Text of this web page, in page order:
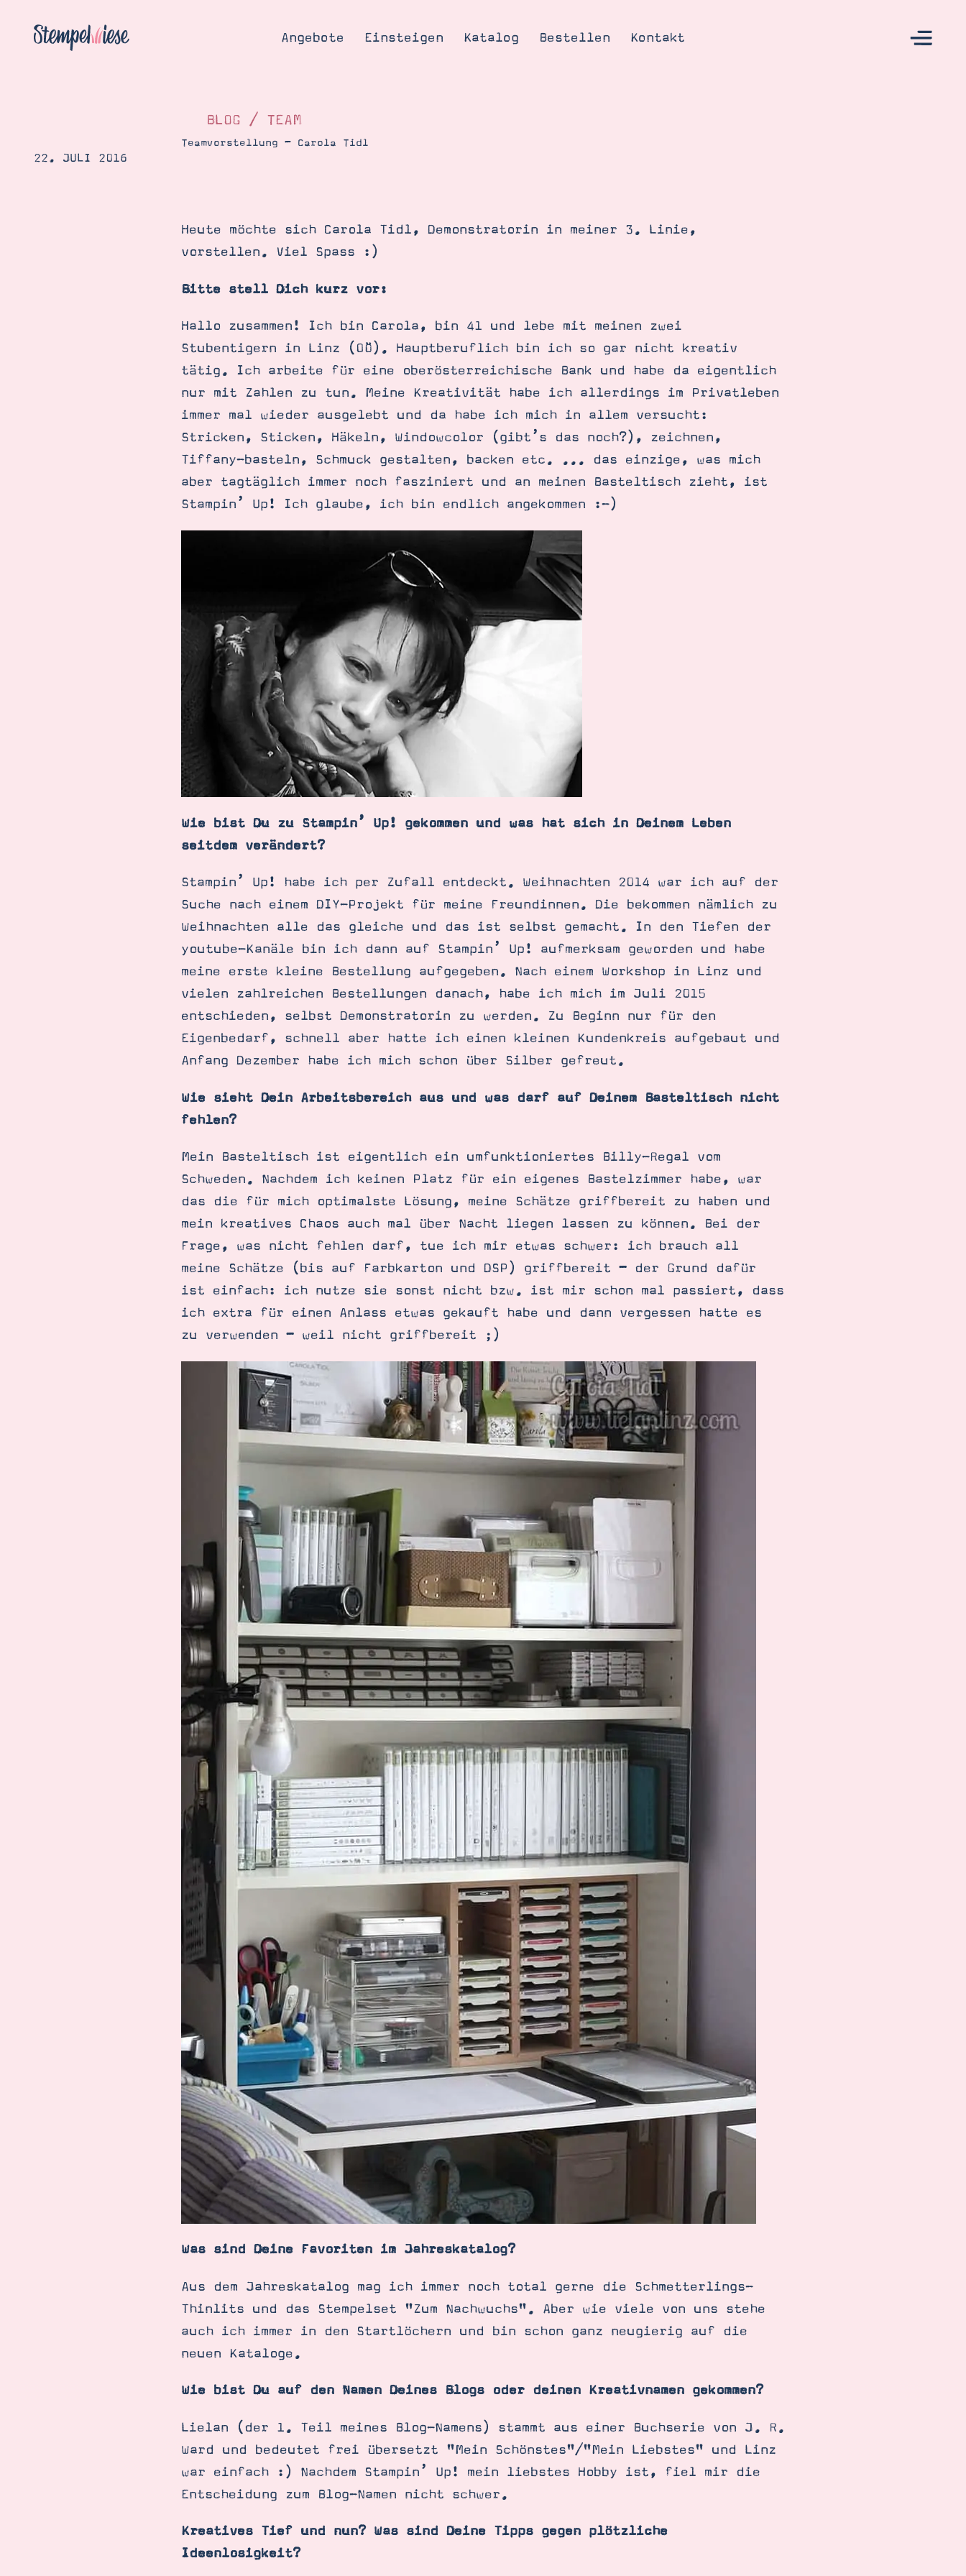
Angebote Einsteigen Katalog Bestellen Kontakt
Blog
Gutscheine
Produkte erklärt
Über mich
Datenschutz
SUCHE
BLOG / TEAM
Teamvorstellung – Carola Tidl
22. JULI 2016
Heute möchte sich Carola Tidl, Demonstratorin in meiner 3. Linie,
vorstellen. Viel Spass :)
Bitte stell Dich kurz vor:
Hallo zusammen! Ich bin Carola, bin 41 und lebe mit meinen zwei
Stubentigern in Linz (OÖ). Hauptberuflich bin ich so gar nicht kreativ
tätig. Ich arbeite für eine oberösterreichische Bank und habe da eigentlich
nur mit Zahlen zu tun. Meine Kreativität habe ich allerdings im Privatleben
immer mal wieder ausgelebt und da habe ich mich in allem versucht:
Stricken, Sticken, Häkeln, Windowcolor (gibt’s das noch?), zeichnen,
Tiffany-basteln, Schmuck gestalten, backen etc. ... das einzige, was mich
aber tagtäglich immer noch fasziniert und an meinen Basteltisch zieht, ist
Stampin’ Up! Ich glaube, ich bin endlich angekommen :-)
Wie bist Du zu Stampin’ Up! gekommen und was hat sich in Deinem Leben
seitdem verändert?
Stampin’ Up! habe ich per Zufall entdeckt. Weihnachten 2014 war ich auf der
Suche nach einem DIY-Projekt für meine Freundinnen. Die bekommen nämlich zu
Weihnachten alle das gleiche und das ist selbst gemacht. In den Tiefen der
youtube-Kanäle bin ich dann auf Stampin’ Up! aufmerksam geworden und habe
meine erste kleine Bestellung aufgegeben. Nach einem Workshop in Linz und
vielen zahlreichen Bestellungen danach, habe ich mich im Juli 2015
entschieden, selbst Demonstratorin zu werden. Zu Beginn nur für den
Eigenbedarf, schnell aber hatte ich einen kleinen Kundenkreis aufgebaut und
Anfang Dezember habe ich mich schon über Silber gefreut.
Wie sieht Dein Arbeitsbereich aus und was darf auf Deinem Basteltisch nicht
fehlen?
Mein Basteltisch ist eigentlich ein umfunktioniertes Billy-Regal vom
Schweden. Nachdem ich keinen Platz für ein eigenes Bastelzimmer habe, war
das die für mich optimalste Lösung, meine Schätze griffbereit zu haben und
mein kreatives Chaos auch mal über Nacht liegen lassen zu können. Bei der
Frage, was nicht fehlen darf, tue ich mir etwas schwer: ich brauch all
meine Schätze (bis auf Farbkarton und DSP) griffbereit – der Grund dafür
ist einfach: ich nutze sie sonst nicht bzw. ist mir schon mal passiert, dass
ich extra für einen Anlass etwas gekauft habe und dann vergessen hatte es
zu verwenden – weil nicht griffbereit ;)
Was sind Deine Favoriten im Jahreskatalog?
Aus dem Jahreskatalog mag ich immer noch total gerne die Schmetterlings-
Thinlits und das Stempelset "Zum Nachwuchs". Aber wie viele von uns stehe
auch ich immer in den Startlöchern und bin schon ganz neugierig auf die
neuen Kataloge.
Wie bist Du auf den Namen Deines Blogs oder deinen Kreativnamen gekommen?
Lielan (der 1. Teil meines Blog-Namens) stammt aus einer Buchserie von J. R.
Ward und bedeutet frei übersetzt "Mein Schönstes"/"Mein Liebstes" und Linz
war einfach :) Nachdem Stampin’ Up! mein liebstes Hobby ist, fiel mir die
Entscheidung zum Blog-Namen nicht schwer.
Kreatives Tief und nun? Was sind Deine Tipps gegen plötzliche
Ideenlosigkeit?